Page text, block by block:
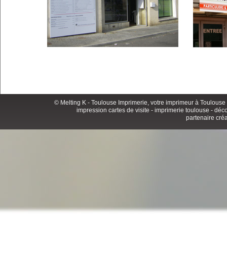
© Melting K - Toulouse Imprimerie, votre imprimeur à
impression cartes de visite - imprimerie toulouse -
partenaire